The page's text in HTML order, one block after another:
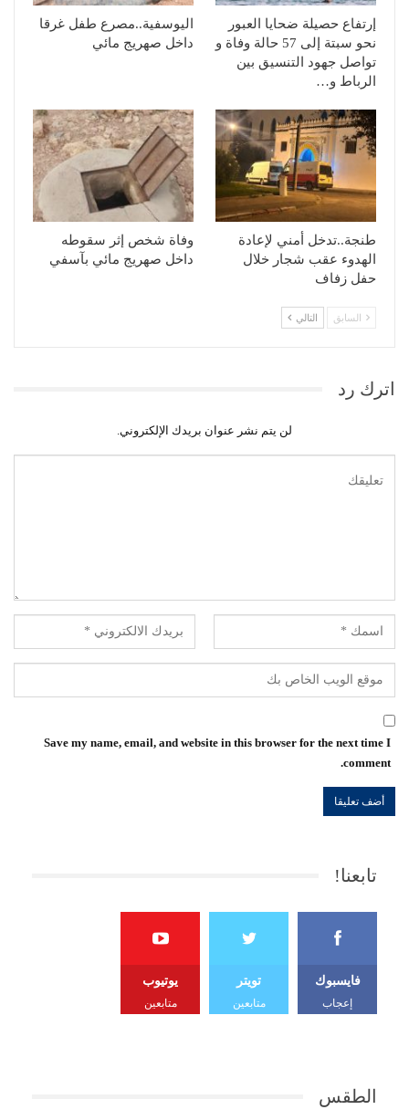
إرتفاع حصيلة ضحايا العبور
نحو سبتة إلى 57 حالة وفاة و
تواصل جهود التنسيق بين
الرباط و…
اليوسفية..مصرع طفل غرقا
داخل صهريج مائي
طنجة..تدخل أمني لإعادة
الهدوء عقب شجار خلال
حفل زفاف
وفاة شخص إثر سقوطه
داخل صهريج مائي بآسفي
السابق التالي
اترك رد
لن يتم نشر عنوان بريدك الإلكتروني.
Save my name, email, and website in this browser for the next time I
comment.
تابعنا!
فايسبوك
إعجاب
تويتر
متابعين
يوتيوب
متابعين
الطقس